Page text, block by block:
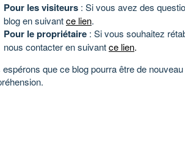
Pour les visiteurs : Si vous avez des
blog en suivantce lien.
Pour le propriétaire : Si vous souhaitez
nous contacter en suivantce lien.
espérons que ce blog pourra être de